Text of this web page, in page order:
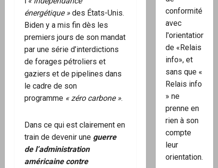
énergétique » des États-Unis.
Biden y a mis fin dès les
premiers jours de son mandat
par une série d’interdictions
de forages pétroliers et
gaziers et de pipelines dans
le cadre de son
programme « zéro carbone ».
Dans ce qui est clairement en
train de devenir une guerre
de l’administration
américaine contre
conformité
avec
l'orientation
de «Relais
info», et
sans que «
Relais info
» ne
prenne en
rien à son
compte
leur
orientation.